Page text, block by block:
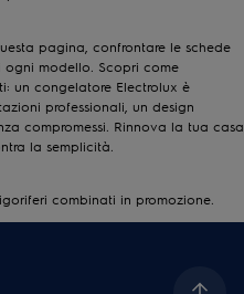
pagina, confrontare le schede
modello. Scopri come
un congelatore Electrolux è
professionali, un design
compromessi. Rinnova la tua casa
la semplicità.
combinati in promozione